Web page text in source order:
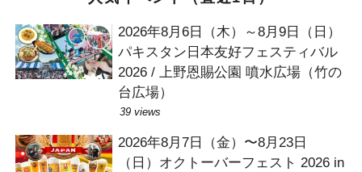
2026年8月6日（木）～8月9日（日）
パキスタン日本友好フェスティバル
2026 / 上野恩賜公園 噴水広場（竹の
台広場）
39 views
2026年8月7日（金）〜8月23日
（日）オクトーバーフェスト 2026 in